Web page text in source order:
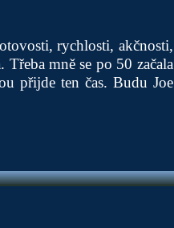
rychlosti, akčnosti,
mně se po 50 začala
přijde ten čas. Budu Joe